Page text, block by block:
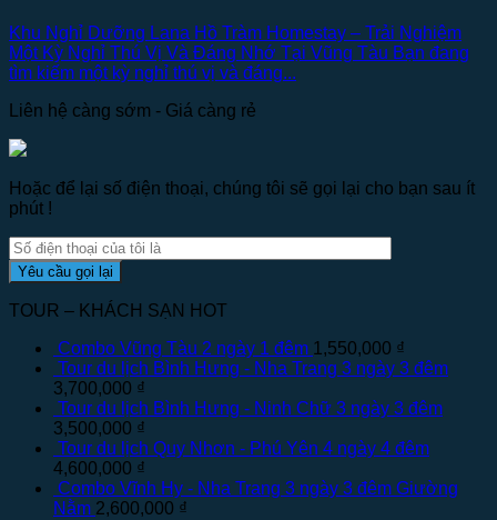
Khu Nghỉ Dưỡng Lana Hồ Tràm Homestay – Trải Nghiệm
Một Kỳ Nghỉ Thú Vị Và Đáng Nhớ Tại Vũng Tàu Bạn đang
tìm kiếm một kỳ nghỉ thú vị và đáng...
Liên hệ càng sớm - Giá càng rẻ
Hoặc để lại số điện thoại, chúng tôi sẽ gọi lại cho bạn sau ít
phút !
TOUR – KHÁCH SẠN HOT
Combo Vũng Tàu 2 ngày 1 đêm 1,550,000 ₫
Tour du lịch Bình Hưng - Nha Trang 3 ngày 3 đêm
3,700,000 ₫
Tour du lịch Bình Hưng - Ninh Chữ 3 ngày 3 đêm
3,500,000 ₫
Tour du lịch Quy Nhơn - Phú Yên 4 ngày 4 đêm
4,600,000 ₫
Combo Vĩnh Hy - Nha Trang 3 ngày 3 đêm Giường
Nằm 2,600,000 ₫